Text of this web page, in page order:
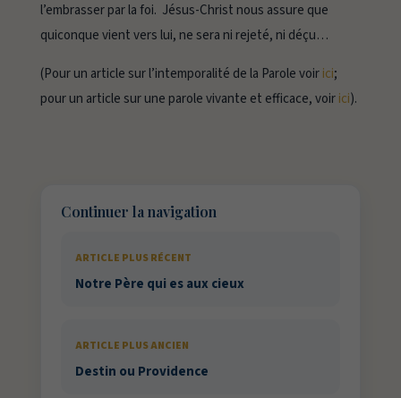
l’embrasser par la foi. Jésus-Christ nous assure que
quiconque vient vers lui, ne sera ni rejeté, ni déçu…
(Pour un article sur l’intemporalité de la Parole voirici;
pour un article sur une parole vivante et efficace, voirici).
Continuer la navigation
ARTICLE PLUS RÉCENT
Notre Père qui es aux cieux
ARTICLE PLUS ANCIEN
Destin ou Providence